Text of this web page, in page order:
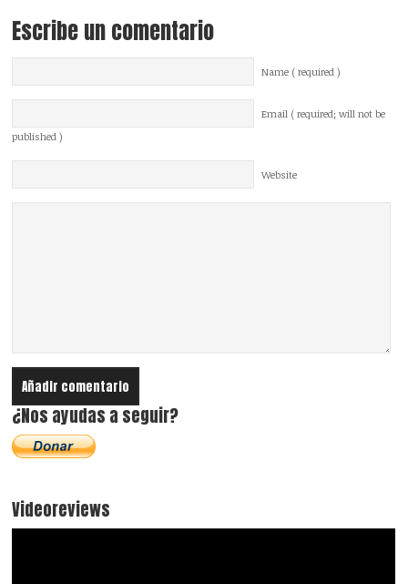
Escribe un comentario
Name ( required )
Email ( required; will not be
published )
Website
¿Nos ayudas a seguir?
Videoreviews